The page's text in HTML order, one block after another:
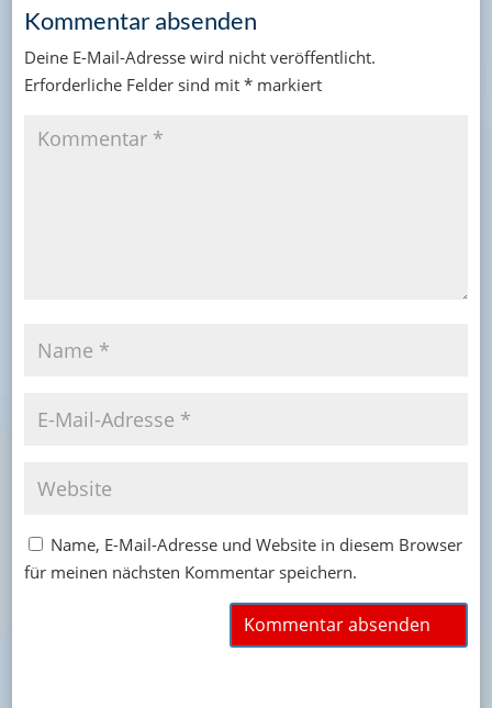
Kommentar absenden
Deine E-Mail-Adresse wird nicht veröffentlicht.
Erforderliche Felder sind mit *markiert
Name, E-Mail-Adresse und Website in diesem Browser
für meinen nächsten Kommentar speichern.